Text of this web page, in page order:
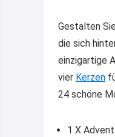
Gestalten
die sich
einzigartige
vier Kerzen
24 schöne
1 X